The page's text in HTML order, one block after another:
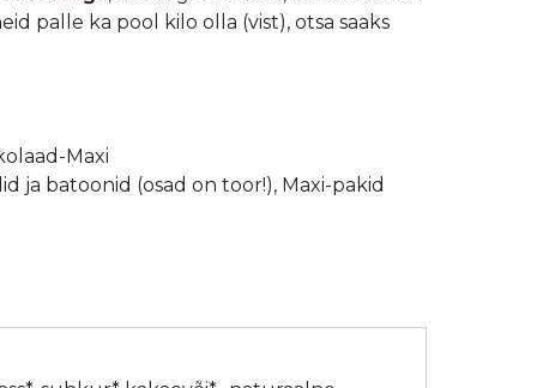
palle ka pool kilo olla (vist), otsa saaks
Maxi
ja batoonid (osad on toor!), Maxi-pakid